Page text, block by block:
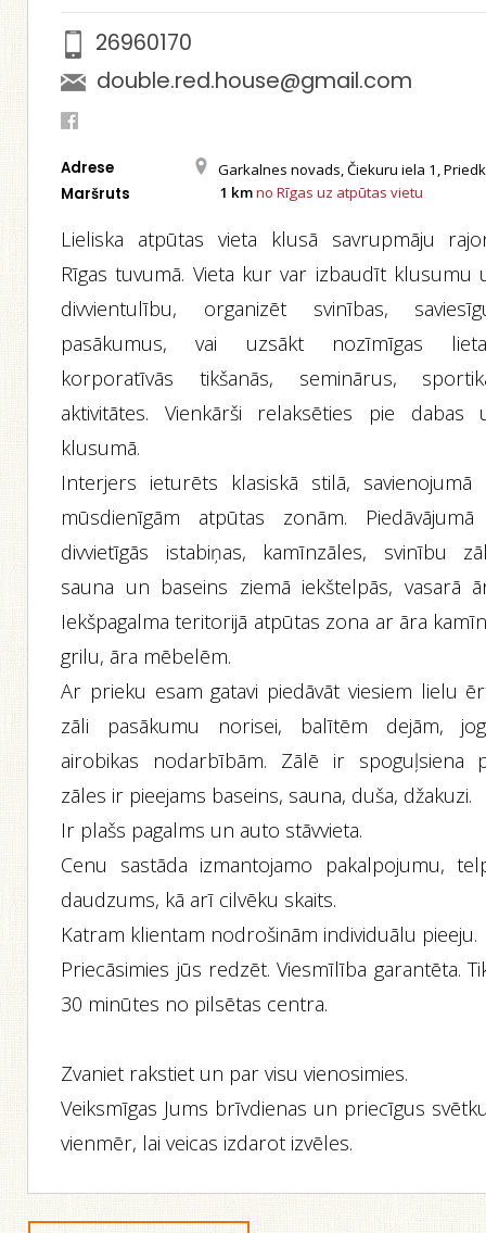
26960170
double.red.house@gmail.com
Adrese Garkalnes novads, Čiekuru iela 1,
Maršruts 1 kmno Rīgas uz atpūtas vietu
Lieliska atpūtas vieta klusā savrupmāju
Rīgas tuvumā. Vieta kur var izbaudīt klusumu
divvientulību, organizēt svinības,
pasākumus, vai uzsākt nozīmīgas
korporatīvās tikšanās, seminārus,
aktivitātes. Vienkārši relaksēties pie dabas
klusumā.
Interjers ieturēts klasiskā stilā, savienojumā
mūsdienīgām atpūtas zonām.
divvietīgās istabiņas, kamīnzāles, svinību
sauna un baseins ziemā iekštelpās, vasarā
Iekšpagalma teritorijā atpūtas zona ar āra
grilu, āra mēbelēm.
Ar prieku esam gatavi piedāvāt viesiem lielu
zāli pasākumu norisei, balītēm dejām,
airobikas nodarbībām. Zālē ir spoguļsiena
zāles ir pieejams baseins, sauna, duša, džakuzi.
Ir plašs pagalms un auto stāvvieta.
Cenu sastāda izmantojamo pakalpojumu,
daudzums, kā arī cilvēku skaits.
Katram klientam nodrošinām individuālu pieeju.
Priecāsimies jūs redzēt. Viesmīlība garantēta.
30 minūtes no pilsētas centra.
Zvaniet rakstiet un par visu vienosimies.
Veiksmīgas Jums brīvdienas un priecīgus
vienmēr, lai veicas izdarot izvēles.